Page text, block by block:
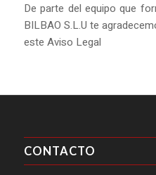
De parte del equipo que
BILBAO S.L.U te
este Aviso Legal
CONTACTO